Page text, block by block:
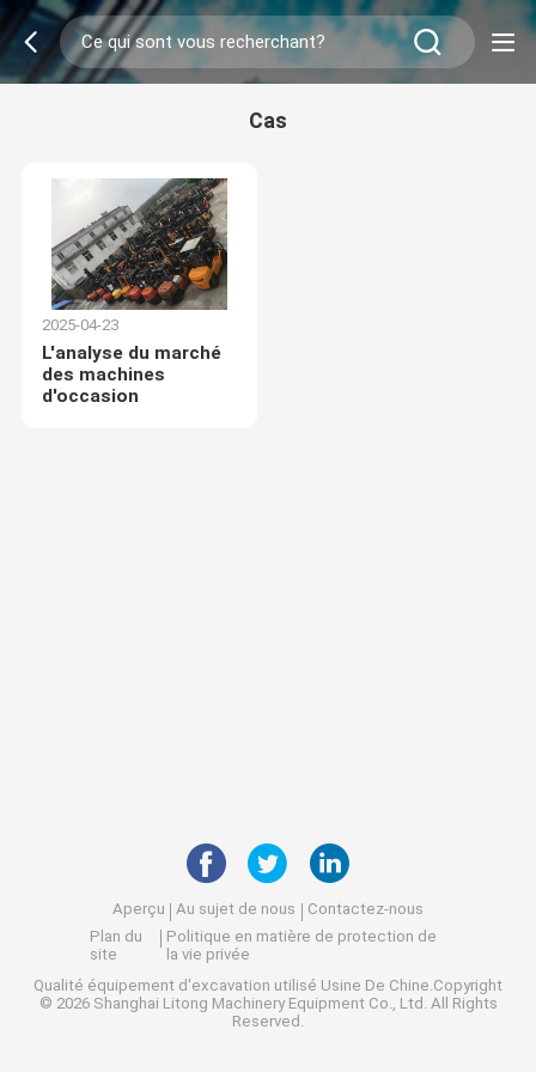
Cas
2025-04-23
L'analyse du marché
des machines
d'occasion
Aperçu Au sujet de nous
Contactez-nous
Plan du
site
Politique en matière de protection de
la vie privée
Qualité équipement d'excavation utilisé Usine De Chine.Copyright
© 2026 Shanghai Litong Machinery Equipment Co., Ltd. All Rights
Reserved.